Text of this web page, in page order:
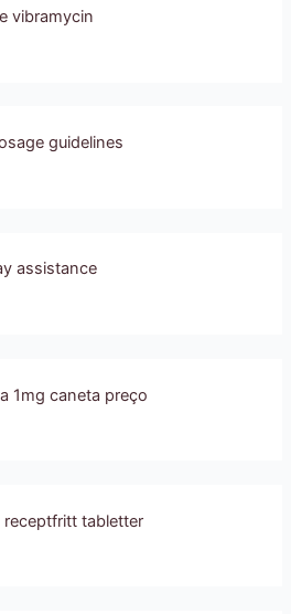
vibramycin
guidelines
assistance
1mg caneta preço
receptfritt tabletter